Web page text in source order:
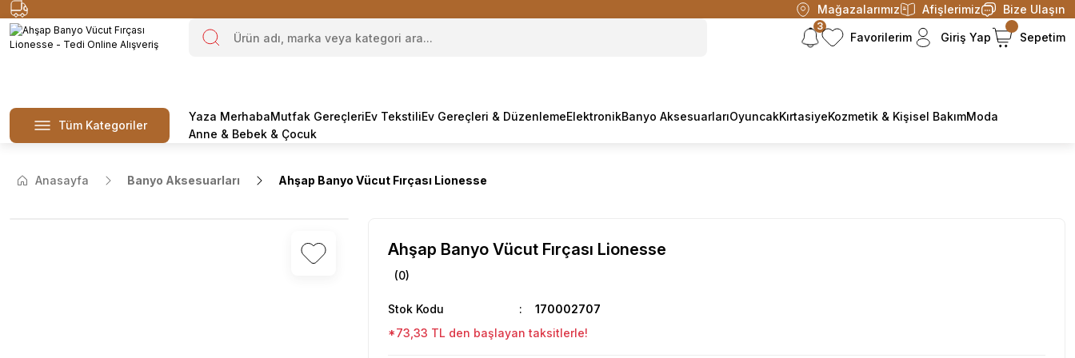
Mağazalarımız Afişlerimiz Bize Ulaşın
3
Favorilerim Giriş Yap Sepetim
Tüm Kategoriler
Yaza MerhabaMutfak GereçleriEv TekstiliEv Gereçleri & DüzenlemeElektronikBanyo AksesuarlarıOyuncakKırtasiyeKozmetik & Kişisel BakımModa
Anne & Bebek & Çocuk
Anasayfa Banyo Aksesuarları Ahşap Banyo Vücut Fırçası Lionesse
Ahşap Banyo Vücut Fırçası Lionesse
(0)
Stok Kodu
170002707
*73,33 TL den başlayan taksitlerle!